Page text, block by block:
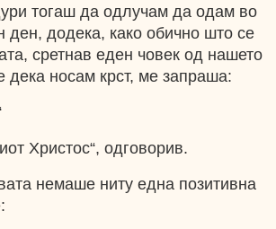
тогаш да одлучам да одам во
ден, додека, како обично што се
сретнав еден човек од нашето
дека носам крст, ме запраша:
Христос“, одговорив.
немаше ниту една позитивна